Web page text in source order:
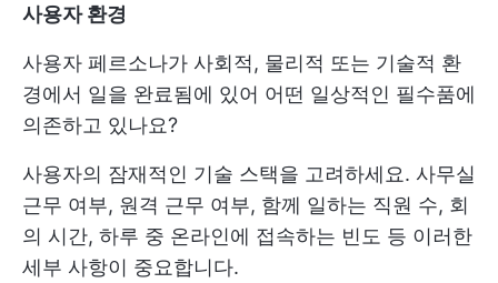
사용자 환경
사용자 페르소나가 사회적, 물리적 또는 기술적 환
경에서 일을 완료됨에 있어 어떤 일상적인 필수품에
의존하고 있나요?
사용자의 잠재적인 기술 스택을 고려하세요. 사무실
근무 여부, 원격 근무 여부, 함께 일하는 직원 수, 회
의 시간, 하루 중 온라인에 접속하는 빈도 등 이러한
세부 사항이 중요합니다.